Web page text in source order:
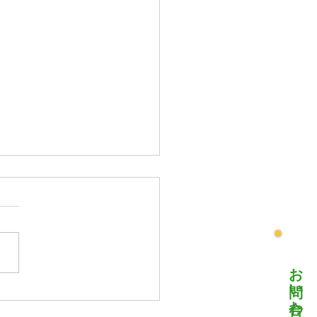
堺地区かわら版
お問い合わせ